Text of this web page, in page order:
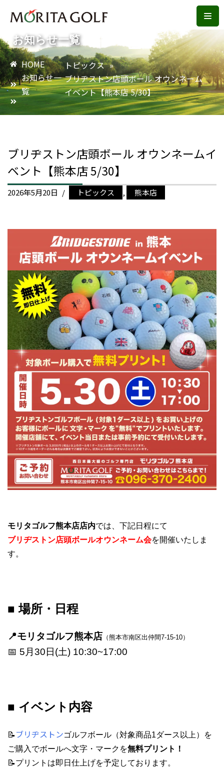
ン
テ
ン
ツ
へ
プ
お知らせ一覧
HOME
お知らせ一
覧
トピックス »
ブリヂストン店頭ボール オウンネーム
イベント【熊本店 5/30】
ブリヂストン店頭ボール オウンネームイ
ベント【熊本店 5/30】
2026年5月20日 トピックス , 熊本店
モリタゴルフ熊本店店内では、下記日程にて
ブリヂストン店頭ボールオウンネーム会を開催いたしま
す。
■ 場所・日程
📍モリタゴルフ熊本店 （熊本市南区出仲間7-15-10）
📅 5月30日(土) 10:30~17:00
■ イベント内容
📝 ブリヂストンゴルフボール（対象商品1ダース以上）を
ご購入でボールへ文字・マークを無料プリント！
📝プリントは即日仕上げを予定しております。